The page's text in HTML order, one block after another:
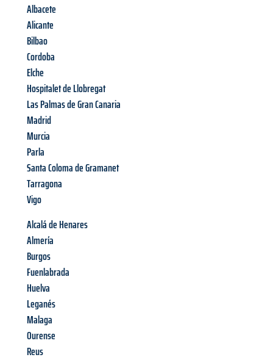
Albacete
Alicante
Bilbao
Cordoba
Elche
Hospitalet de Llobregat
Las Palmas de Gran Canaria
Madrid
Murcia
Parla
Santa Coloma de Gramanet
Tarragona
Vigo
Alcalá de Henares
Almería
Burgos
Fuenlabrada
Huelva
Leganés
Malaga
Ourense
Reus